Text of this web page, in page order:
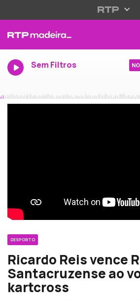
Sem Filtros
DESPORTO
Ricardo Reis vence
Santacruzense ao
kartcross